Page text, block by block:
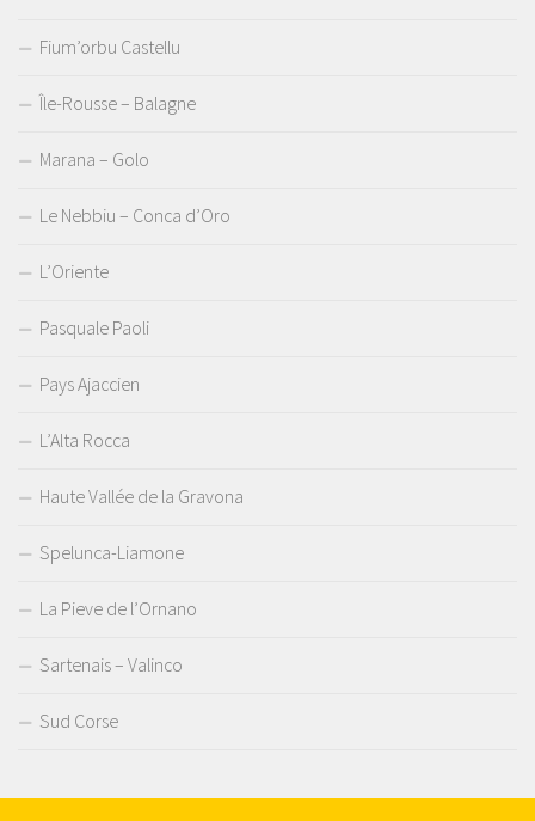
Fium’orbu Castellu
Île-Rousse – Balagne
Marana – Golo
Le Nebbiu – Conca d’Oro
L’Oriente
Pasquale Paoli
Pays Ajaccien
L’Alta Rocca
Haute Vallée de la Gravona
Spelunca-Liamone
La Pieve de l’Ornano
Sartenais – Valinco
Sud Corse